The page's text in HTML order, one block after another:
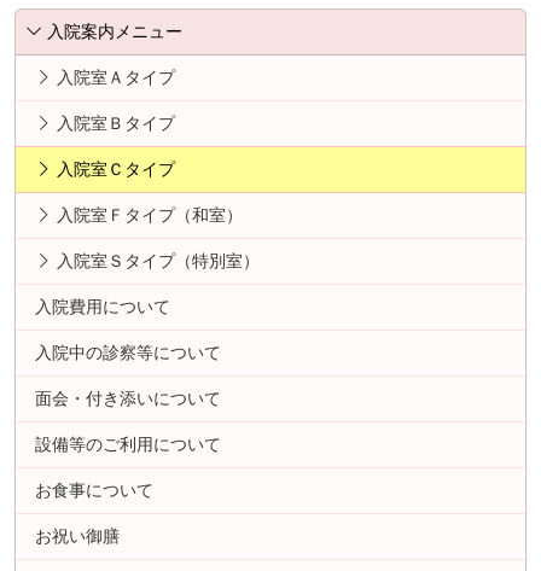
入院案内メニュー
入院室Ａタイプ
入院室Ｂタイプ
入院室Ｃタイプ
入院室Ｆタイプ（和室）
入院室Ｓタイプ（特別室）
入院費用について
入院中の診察等について
面会・付き添いについて
設備等のご利用について
お食事について
お祝い御膳